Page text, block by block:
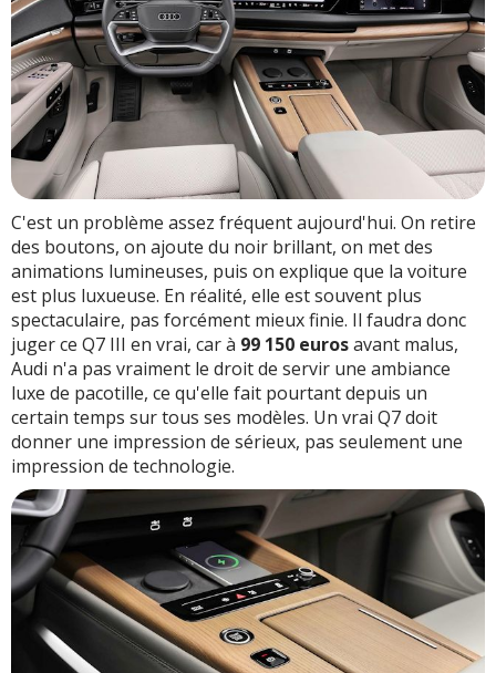
C'est un problème assez fréquent aujourd'hui. On retire
des boutons, on ajoute du noir brillant, on met des
animations lumineuses, puis on explique que la voiture
est plus luxueuse. En réalité, elle est souvent plus
spectaculaire, pas forcément mieux finie. Il faudra donc
juger ce Q7 III en vrai, car à 99 150 eurosavant malus,
Audi n'a pas vraiment le droit de servir une ambiance
luxe de pacotille, ce qu'elle fait pourtant depuis un
certain temps sur tous ses modèles. Un vrai Q7 doit
donner une impression de sérieux, pas seulement une
impression de technologie.